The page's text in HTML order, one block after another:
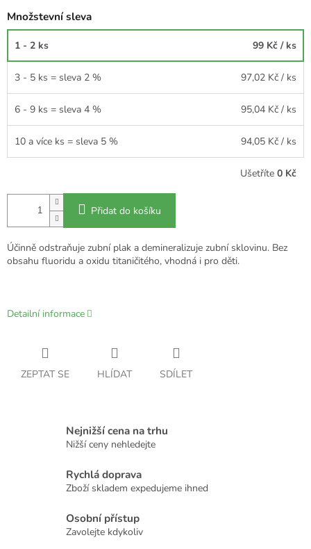
Množstevní sleva
1 - 2 ks 99 Kč / ks
3 - 5 ks = sleva 2 % 97,02 Kč / ks
6 - 9 ks = sleva 4 % 95,04 Kč / ks
10 a více ks = sleva 5 % 94,05 Kč / ks
Ušetříte 0 Kč
Přidat do košíku
Účinně odstraňuje zubní plak a demineralizuje zubní sklovinu. Bez
obsahu fluoridu a oxidu titaničitého, vhodná i pro děti.
Detailní informace
ZEPTAT SE HLÍDAT SDÍLET
Nejnižší cena na trhu
Nižší ceny nehledejte
Rychlá doprava
Zboží skladem expedujeme ihned
Osobní přístup
Zavolejte kdykoliv